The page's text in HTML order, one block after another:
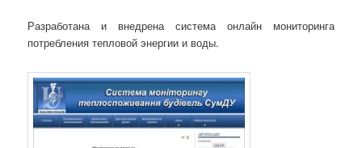
Разработана и внедрена система онлайн мониторинга
потребления тепловой энергии и воды.